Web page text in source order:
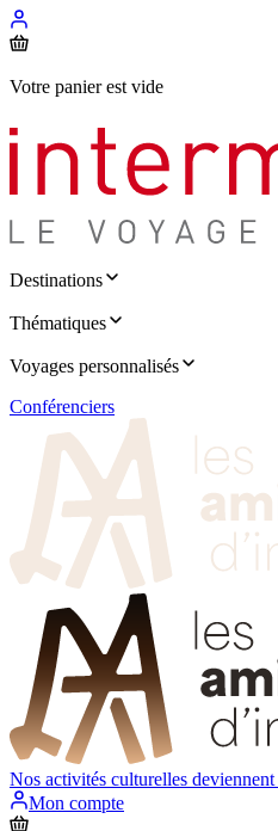
Votre panier est vide
Destinations
Thématiques
Voyages personnalisés
Conférenciers
Nos activités culturelles deviennent
Mon compte